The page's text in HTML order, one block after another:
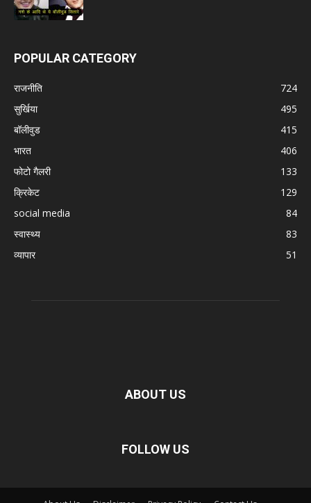
POPULAR CATEGORY
राजनीति
724
सुर्खिया
495
बॉलीवुड
415
भारत
406
फोटो गैलरी
133
क्रिकेट
129
social media
84
स्वास्थ्य
83
व्यापार
51
ABOUT US
FOLLOW US